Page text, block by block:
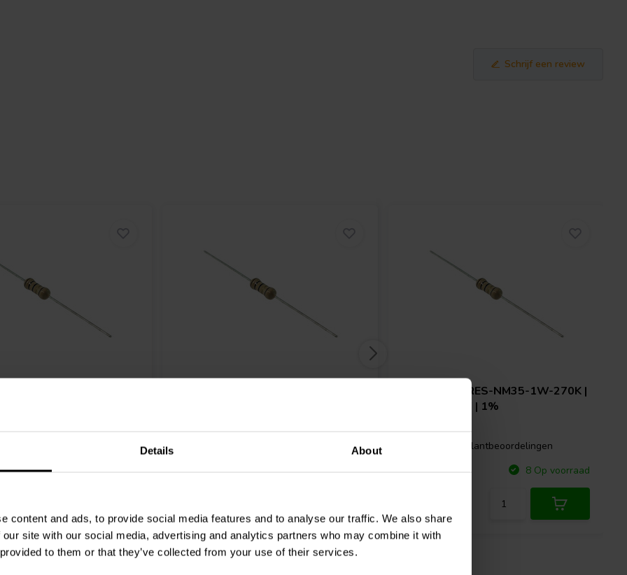
Details About
content and ads, to provide social media features and to analyse our traffic. We also share
site with our social media, advertising and analytics partners who may combine it with
to them or that they’ve collected from your use of their services.
Non-
en betrouwbare werking
prestaties en duurzaamheid
aan
elektronische ontwerpen.
Schrijf een review
8 Op voorraad
Vergelijk
7 Op voorraad
RES-NM35-1W-270K |
270 kΩ | 1 W | 1%
0 klantbeoordelingen
Vergelijk
8 Op voorraad